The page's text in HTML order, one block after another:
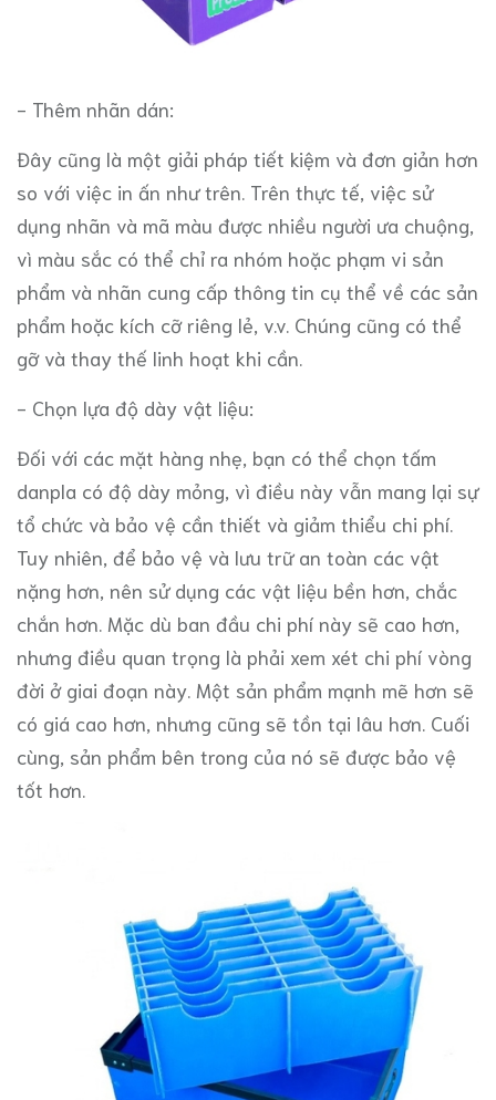
- Thêm nhãn dán:
Đây cũng là một giải pháp tiết kiệm và đơn giản hơn
so với việc in ấn như trên. Trên thực tế, việc sử
dụng nhãn và mã màu được nhiều người ưa chuộng,
vì màu sắc có thể chỉ ra nhóm hoặc phạm vi sản
phẩm và nhãn cung cấp thông tin cụ thể về các sản
phẩm hoặc kích cỡ riêng lẻ, v.v. Chúng cũng có thể
gỡ và thay thế linh hoạt khi cần.
- Chọn lựa độ dày vật liệu:
Đối với các mặt hàng nhẹ, bạn có thể chọn tấm
danpla có độ dày mỏng, vì điều này vẫn mang lại sự
tổ chức và bảo vệ cần thiết và giảm thiểu chi phí.
Tuy nhiên, để bảo vệ và lưu trữ an toàn các vật
nặng hơn, nên sử dụng các vật liệu bền hơn, chắc
chắn hơn. Mặc dù ban đầu chi phí này sẽ cao hơn,
nhưng điều quan trọng là phải xem xét chi phí vòng
đời ở giai đoạn này. Một sản phẩm mạnh mẽ hơn sẽ
có giá cao hơn, nhưng cũng sẽ tồn tại lâu hơn. Cuối
cùng, sản phẩm bên trong của nó sẽ được bảo vệ
tốt hơn.